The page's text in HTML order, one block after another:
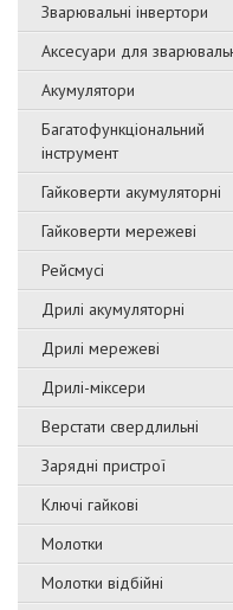
Зварювальні інвертори
Аксесуари для
Акумулятори
Багатофункціональний
інструмент
Гайковерти акумуляторні
Гайковерти мережеві
Рейсмусі
Дрилі акумуляторні
Дрилі мережеві
Дрилі-міксери
Верстати свердлильні
Зарядні пристрої
Ключі гайкові
Молотки
Молотки відбійні